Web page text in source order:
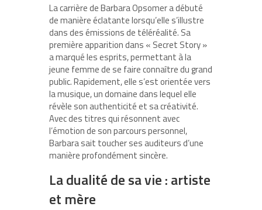
La carrière de Barbara Opsomer a débuté
de manière éclatante lorsqu’elle s’illustre
dans des émissions de téléréalité. Sa
première apparition dans « Secret Story »
a marqué les esprits, permettant à la
jeune femme de se faire connaître du grand
public. Rapidement, elle s’est orientée vers
la musique, un domaine dans lequel elle
révèle son authenticité et sa créativité.
Avec des titres qui résonnent avec
l’émotion de son parcours personnel,
Barbara sait toucher ses auditeurs d’une
manière profondément sincère.
La dualité de sa vie : artiste
et mère